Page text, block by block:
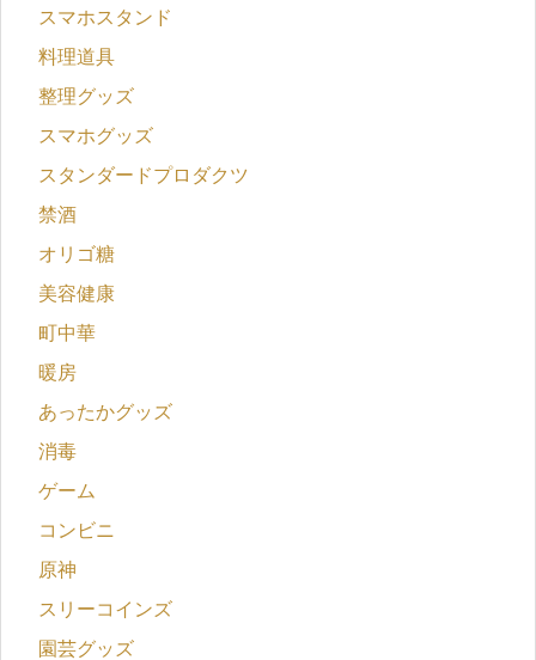
スマホスタンド
料理道具
整理グッズ
スマホグッズ
スタンダードプロダクツ
禁酒
オリゴ糖
美容健康
町中華
暖房
あったかグッズ
消毒
ゲーム
コンビニ
原神
スリーコインズ
園芸グッズ